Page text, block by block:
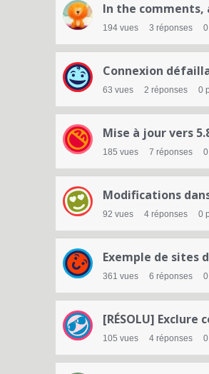
In the
194 vues 3 réponses 0
Connexion
63 vues 2 réponses 0
Mise à jour vers
185 vues 7 réponses 0
Modifications
92 vues 4 réponses 0
Exemple de sites
361 vues 6 réponses 0
[RÉSOLU]
105 vues 4 réponses 0